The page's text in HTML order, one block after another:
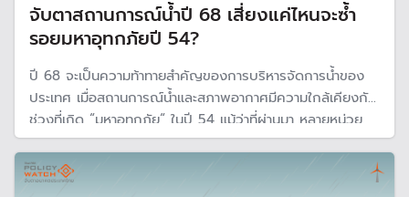
จับตาสถานการณ์น้ำปี 68 เสี่ยงแค่ไหนจะซ้ำ
รอยมหาอุทกภัยปี 54?
ปี 68 จะเป็นความท้าทายสำคัญของการบริหารจัดการน้ำของ
ประเทศ เมื่อสถานการณ์น้ำและสภาพอากาศมีความใกล้เคียงกับ
ช่วงที่เกิด “มหาอุทกภัย“ ในปี 54 แม้ว่าที่ผ่านมา หลายหน่วย
งานมีการพัฒนาเครื่องการติดตามและการป้องกันน้ำท่วมใน
พื้นที่เสี่ยง แต่จากการเปลี่ยนแปลงสภาพอากาศของโลก ทำให้มี
ความเสี่ยงจะเกิดน้ำท่วมใหญ่